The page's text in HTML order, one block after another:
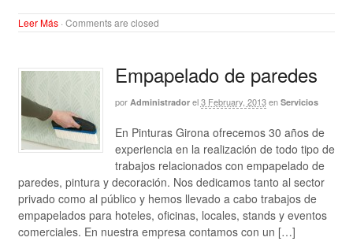
Leer Más· Comments are closed
Empapelado de paredes
por Administrador el 3 February, 2013 en Servicios
En Pinturas Girona ofrecemos 30 años de
experiencia en la realización de todo tipo de
trabajos relacionados con empapelado de
paredes, pintura y decoración. Nos dedicamos tanto al sector
privado como al público y hemos llevado a cabo trabajos de
empapelados para hoteles, oficinas, locales, stands y eventos
comerciales. En nuestra empresa contamos con un […]